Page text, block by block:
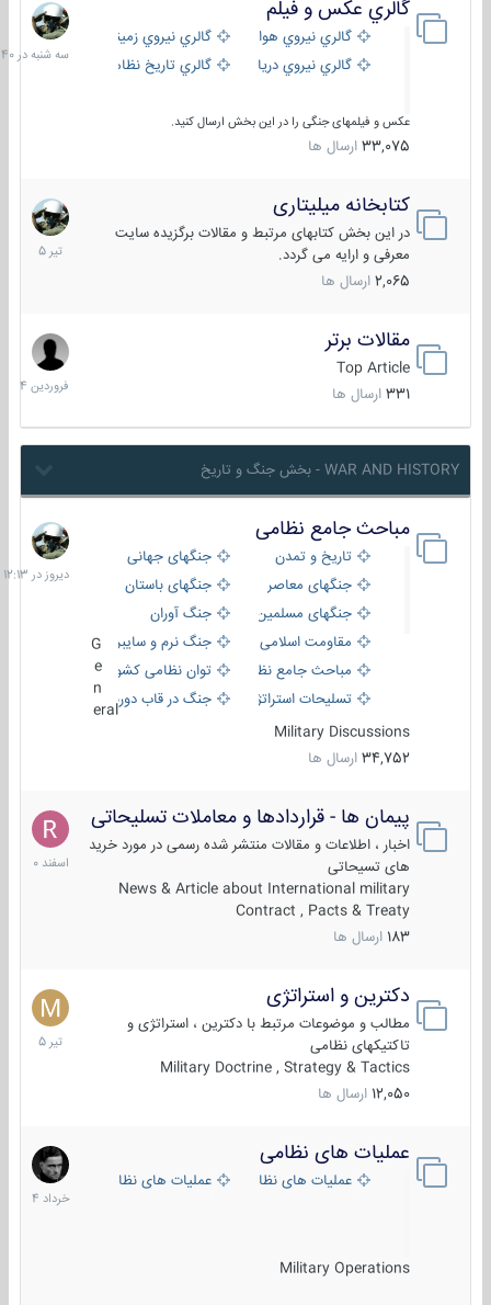
گالري عكس و فيلم
گالري نيروي هوايي
گالري نيروي زميني
گالري نيروي دريايي
گالري تاریخ نظامی
عکس و فیلمهای جنگی را در این بخش ارسال کنید.
33,075 ارسال ها
سه
شنبه
در
کتابخانه میلیتاری
در این بخش کتابهای مرتبط و مقالات برگزیده سایت
معرفی و ارایه می گردد.
2,065 ارسال ها
16
تیر
1405
مقالات برتر
Top Article
331 ارسال ها
29
فروردین
1404
WAR AND HISTORY - بخش جنگ و تاریخ
مباحث جامع نظامی
تاریخ و تمدن
جنگهای جهانی
جنگهای معاصر
جنگهای باستان
جنگهای مسلمین
جنگ آوران
مقاومت اسلامی
جنگ نرم و سایبری
مباحث جامع نظامی
توان نظامی کشورها
تسلیحات استراتژیک
جنگ در قاب دوربین
eral
Military Discussions
34,752 ارسال ها
دیروز
در
12:13
پیمان ها - قراردادها و معاملات تسلیحاتی
اخبار ، اطلاعات و مقالات منتشر شده رسمی در مورد خرید
های تسیحاتی
News & Article about International military
Contract , Pacts & Treaty
183 ارسال ها
7
اسفند
1400
دکترین و استراتژی
مطالب و موضوعات مرتبط با دکترین ، استراتژی و
تاکتیکهای نظامی
Military Doctrine , Strategy & Tactics
12,050 ارسال ها
27
تیر
1405
عملیات های نظامی
عملیات های نظامی ایرانعملیات های نظامی خارجی
Military Operations
5
خرداد
1404